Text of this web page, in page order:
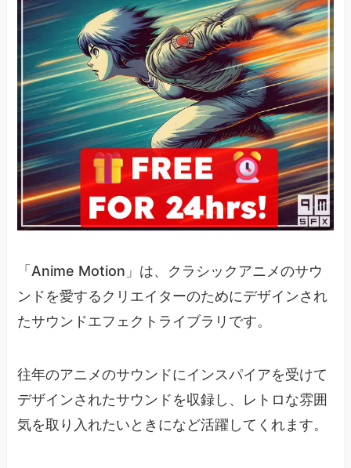
「Anime Motion」は、クラシックアニメのサウ
ンドを愛するクリエイターのためにデザインされ
たサウンドエフェクトライブラリです。
往年のアニメのサウンドにインスパイアを受けて
デザインされたサウンドを収録し、レトロな雰囲
気を取り入れたいときになど活躍してくれます。